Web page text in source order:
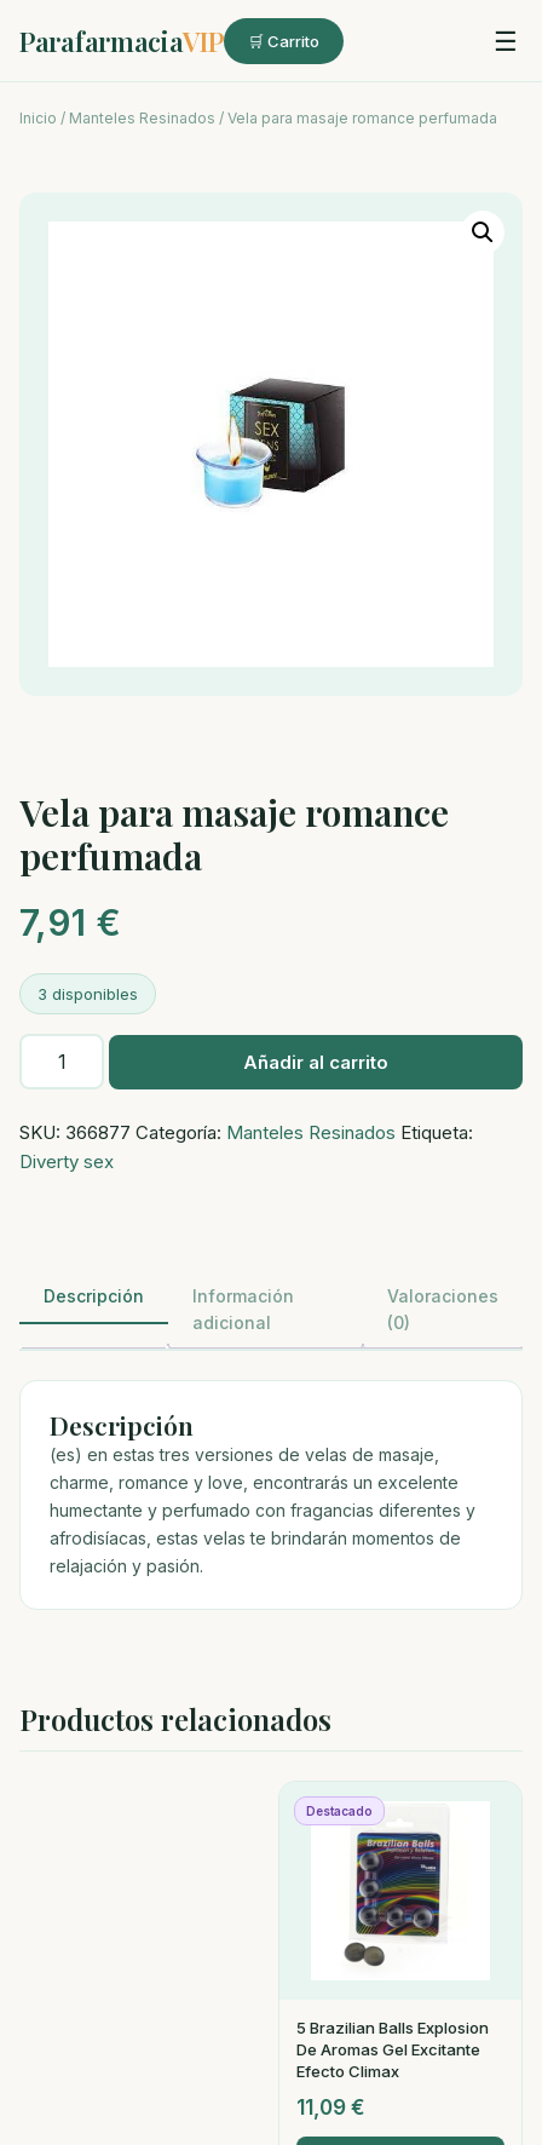
ParafarmaciaVIP 🛒 Carrito ☰
Inicio / Manteles Resinados / Vela para masaje romance perfumada
Vela para masaje romance
perfumada
7,91 €
3 disponibles
Vela
romance
perfumada
Añadir al carrito
SKU: 366877 Categoría: Manteles Resinados Etiqueta:
Diverty sex
Descripción
Información
adicional
Valoraciones
(0)
Descripción
(es) en estas tres versiones de velas de masaje,
charme, romance y love, encontrarás un excelente
humectante y perfumado con fragancias diferentes y
afrodisíacas, estas velas te brindarán momentos de
relajación y pasión.
Productos relacionados
Destacado
5 Brazilian Balls Explosion
De Aromas Gel Excitante
Efecto Climax
11,09 €